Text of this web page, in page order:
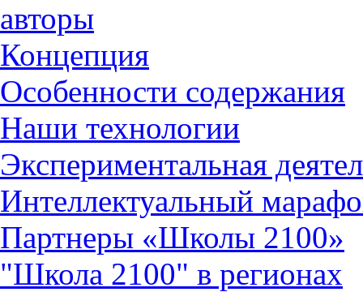
авторы
Концепция
Особенности содержания
Наши технологии
Экспериментальная
Интеллектуальный
Партнеры «Школы 2100»
"Школа 2100" в регионах